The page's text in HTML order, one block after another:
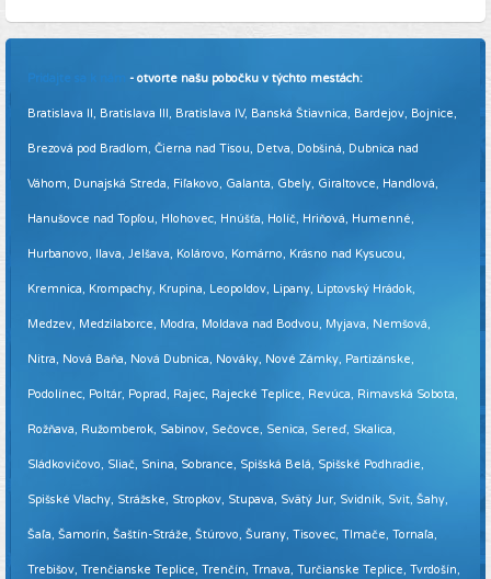
Pridajte sa k nám - otvorte našu pobočku v týchto mestách:
Bratislava II, Bratislava III, Bratislava IV, Banská Štiavnica, Bardejov, Bojnice,
Brezová pod Bradlom, Čierna nad Tisou, Detva, Dobšiná, Dubnica nad
Váhom, Dunajská Streda, Fiľakovo, Galanta, Gbely, Giraltovce, Handlová,
Hanušovce nad Topľou, Hlohovec, Hnúšťa, Holíč, Hriňová, Humenné,
Hurbanovo, Ilava, Jelšava, Kolárovo, Komárno, Krásno nad Kysucou,
Kremnica, Krompachy, Krupina, Leopoldov, Lipany, Liptovský Hrádok,
Medzev, Medzilaborce, Modra, Moldava nad Bodvou, Myjava, Nemšová,
Nitra, Nová Baňa, Nová Dubnica, Nováky, Nové Zámky, Partizánske,
Podolínec, Poltár, Poprad, Rajec, Rajecké Teplice, Revúca, Rimavská Sobota,
Rožňava, Ružomberok, Sabinov, Sečovce, Senica, Sereď, Skalica,
Sládkovičovo, Sliač, Snina, Sobrance, Spišská Belá, Spišské Podhradie,
Spišské Vlachy, Strážske, Stropkov, Stupava, Svätý Jur, Svidník, Svit, Šahy,
Šaľa, Šamorín, Šaštín-Stráže, Štúrovo, Šurany, Tisovec, Tlmače, Tornaľa,
Trebišov, Trenčianske Teplice, Trenčín, Trnava, Turčianske Teplice, Tvrdošín,